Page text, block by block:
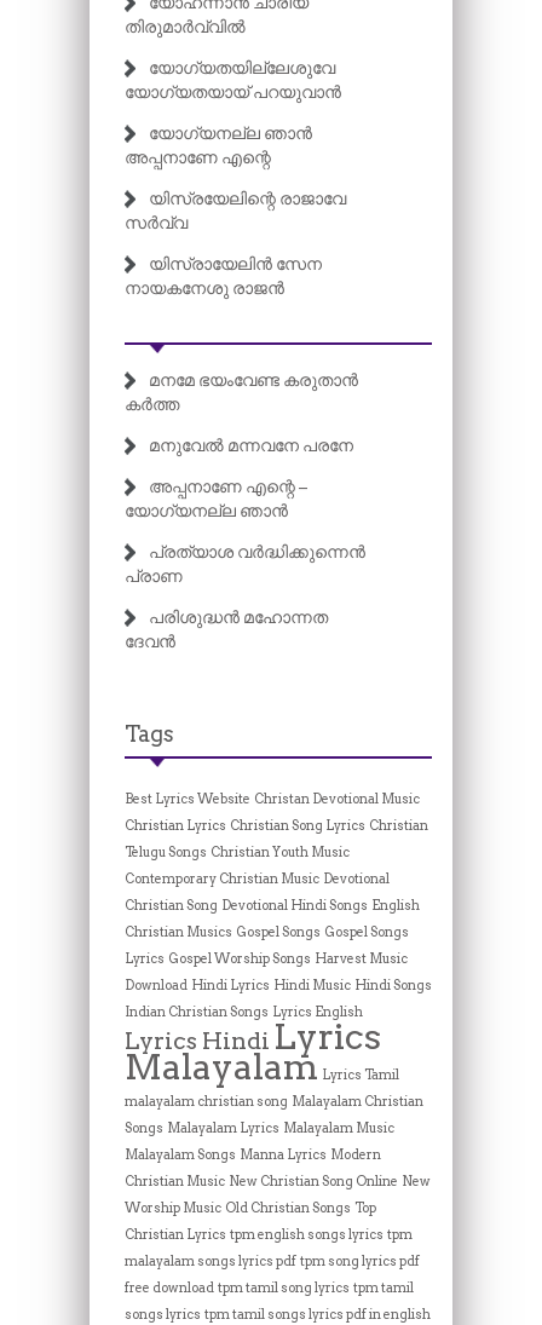
തിരുമാർവ്വിൽ
യോഗ്യതയില്ലേശുവേ
യോഗ്യതയായ് പറയുവാൻ
യോഗ്യനല്ല ഞാൻ
അപ്പനാണേ എന്റെ
യിസ്രയേലിന്റെ രാജാവേ
സർവ്വ
യിസ്രായേലിൻ സേന
നായകനേശു രാജൻ
മനമേ ഭയംവേണ്ട കരുതാൻ
കർത്ത
മനുവേൽ മന്നവനേ പരനേ
അപ്പനാണേ എന്റെ –
യോഗ്യനല്ല ഞാൻ
പ്രത്യാശ വർദ്ധിക്കുന്നെൻ
പ്രാണ
പരിശുദ്ധൻ മഹോന്നത
ദേവൻ
Tags
Best Lyrics Website Christan Devotional Music
Christian Lyrics Christian Song Lyrics Christian
Telugu Songs Christian Youth Music
Contemporary Christian Music Devotional
Christian Song Devotional Hindi Songs English
Christian Musics Gospel Songs Gospel Songs
Lyrics Gospel Worship Songs Harvest Music
Download Hindi Lyrics Hindi Music Hindi Songs
Indian Christian Songs Lyrics English
Lyrics Hindi Lyrics
Malayalam Lyrics Tamil
malayalam christian song Malayalam Christian
Songs Malayalam Lyrics Malayalam Music
Malayalam Songs Manna Lyrics Modern
Christian Music New Christian Song Online New
Worship Music Old Christian Songs Top
Christian Lyrics tpm english songs lyrics tpm
malayalam songs lyrics pdf tpm song lyrics pdf
free download tpm tamil song lyrics tpm tamil
songs lyrics tpm tamil songs lyrics pdf in english